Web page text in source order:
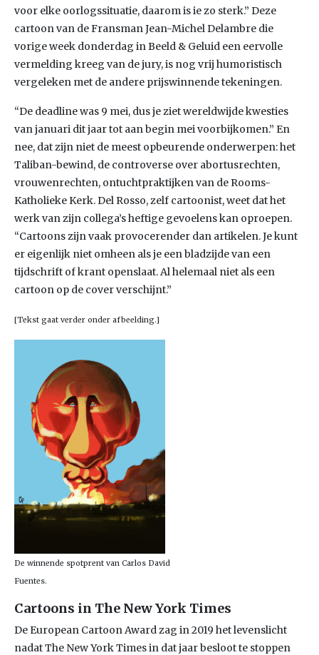
voor elke oorlogssituatie, daarom is ie zo sterk.” Deze
cartoon van de Fransman Jean-Michel Delambre die
vorige week donderdag in Beeld & Geluid een eervolle
vermelding kreeg van de jury, is nog vrij humoristisch
vergeleken met de andere prijswinnende tekeningen.
“De deadline was 9 mei, dus je ziet wereldwijde kwesties
van januari dit jaar tot aan begin mei voorbijkomen.” En
nee, dat zijn niet de meest opbeurende onderwerpen: het
Taliban-bewind, de controverse over abortusrechten,
vrouwenrechten, ontuchtpraktijken van de Rooms-
Katholieke Kerk. Del Rosso, zelf cartoonist, weet dat het
werk van zijn collega’s heftige gevoelens kan oproepen.
“Cartoons zijn vaak provocerender dan artikelen. Je kunt
er eigenlijk niet omheen als je een bladzijde van een
tijdschrift of krant openslaat. Al helemaal niet als een
cartoon op de cover verschijnt.”
[Tekst gaat verder onder afbeelding.]
De winnende spotprent van Carlos David
Fuentes.
Cartoons in The New York Times
De European Cartoon Award zag in 2019 het levenslicht
nadat The New York Times in dat jaar besloot te stoppen